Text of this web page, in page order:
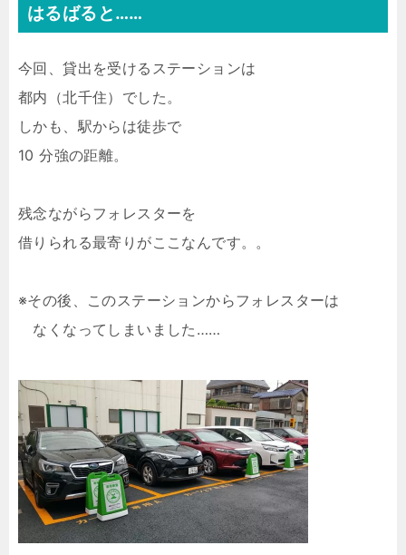
はるばると……
今回、貸出を受けるステーションは
都内（北千住）でした。
しかも、駅からは徒歩で
10 分強の距離。
残念ながらフォレスターを
借りられる最寄りがここなんです。。
※その後、このステーションからフォレスターは
なくなってしまいました……